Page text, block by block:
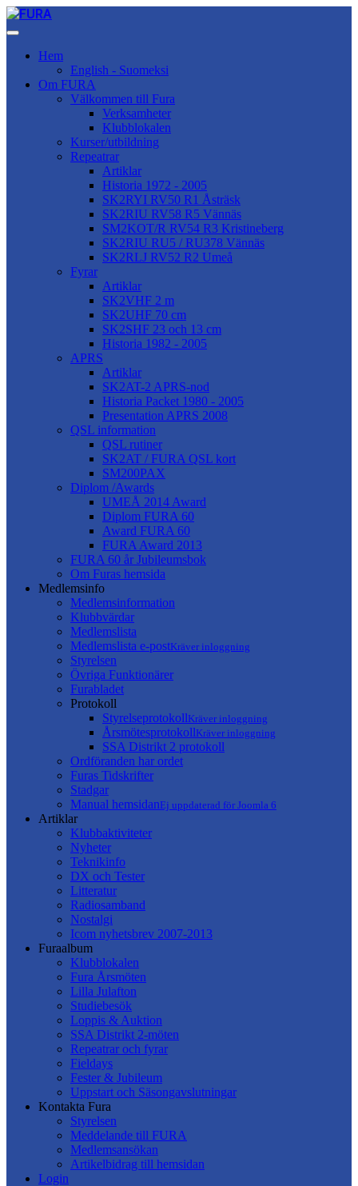
Hem
English - Suomeksi
Om FURA
Välkommen till Fura
Verksamheter
Klubblokalen
Kurser/utbildning
Repeatrar
Artiklar
Historia 1972 - 2005
SK2RYI RV50 R1 Åsträsk
SK2RIU RV58 R5 Vännäs
SM2KOT/R RV54 R3 Kristineberg
SK2RIU RU5 / RU378 Vännäs
SK2RLJ RV52 R2 Umeå
Fyrar
Artiklar
SK2VHF 2 m
SK2UHF 70 cm
SK2SHF 23 och 13 cm
Historia 1982 - 2005
APRS
Artiklar
SK2AT-2 APRS-nod
Historia Packet 1980 - 2005
Presentation APRS 2008
QSL information
QSL rutiner
SK2AT / FURA QSL kort
SM200PAX
Diplom /Awards
UMEÅ 2014 Award
Diplom FURA 60
Award FURA 60
FURA Award 2013
FURA 60 år Jubileumsbok
Om Furas hemsida
Medlemsinfo
Medlemsinformation
Klubbvärdar
Medlemslista
Medlemslista e-postKräver inloggning
Styrelsen
Övriga Funktionärer
Furabladet
Protokoll
StyrelseprotokollKräver inloggning
ÅrsmötesprotokollKräver inloggning
SSA Distrikt 2 protokoll
Ordföranden har ordet
Furas Tidskrifter
Stadgar
Manual hemsidanEj uppdaterad för Joomla 6
Artiklar
Klubbaktiviteter
Nyheter
Teknikinfo
DX och Tester
Litteratur
Radiosamband
Nostalgi
Icom nyhetsbrev 2007-2013
Furaalbum
Klubblokalen
Fura Årsmöten
Lilla Julafton
Studiebesök
Loppis & Auktion
SSA Distrikt 2-möten
Repeatrar och fyrar
Fieldays
Fester & Jubileum
Uppstart och Säsongavslutningar
Kontakta Fura
Styrelsen
Meddelande till FURA
Medlemsansökan
Artikelbidrag till hemsidan
Login